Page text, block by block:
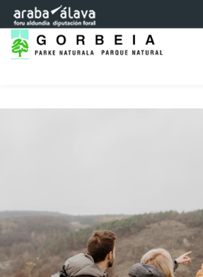
Eduki nagusira joan